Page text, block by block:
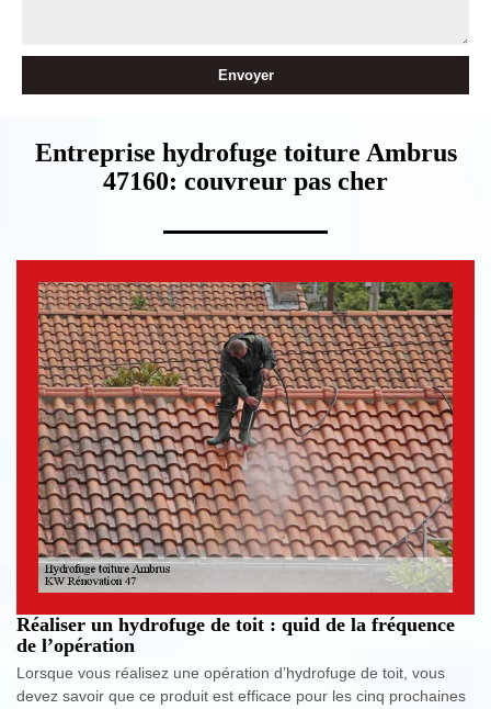
Entreprise hydrofuge toiture Ambrus
47160: couvreur pas cher
Réaliser un hydrofuge de toit : quid de la fréquence
de l’opération
Lorsque vous réalisez une opération d’hydrofuge de toit, vous
devez savoir que ce produit est efficace pour les cinq prochaines